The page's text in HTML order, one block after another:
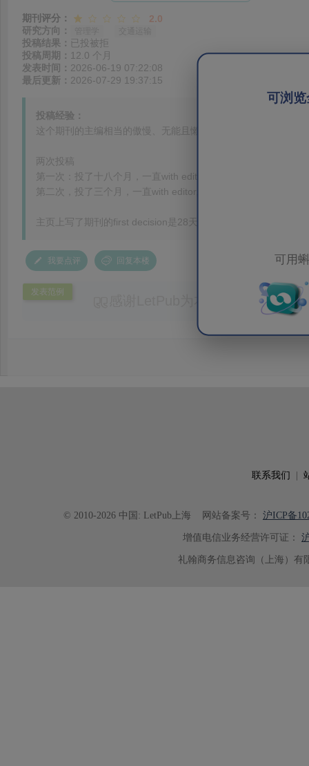
可浏
可用
期刊评分：
2.0
研究方向：
投稿结果： 已投被拒
投稿周期： 12.0 个月
发表时间： 2026-06-19 07:22:08
最后更新： 2026-07-29 19:37:15
投稿经验：
这个期刊的主编相当的傲慢、无能且懒惰
两次投稿
第一次：投了十八个月，一直with editor, 然后拒了，没有审稿
第二次，投了三个月，一直with editor, 礼貌地催了一下，然后
主页上写了期刊的first decision是28天，28天是纯粹忽悠人的，
我要点评 回复本楼
发表范例
感谢LetPub为本论文提供专业
务。编辑结合论文中全光谱响应S
效应及界面电荷传输等研究内容，
联系我们
© 2010-2026 中国: LetPub上海 网站备案号： 沪ICP备
增值电信业务经营许可证：
礼翰商务信息咨询（上海）